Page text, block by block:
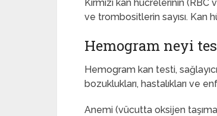
Kırmızı kan hücrelerinin
ve trombositlerin sayısı. Kan
Hemogram neyi
Hemogram kan testi,
bozuklukları, hastalıkları ve
Anemi (vücutta oksijen